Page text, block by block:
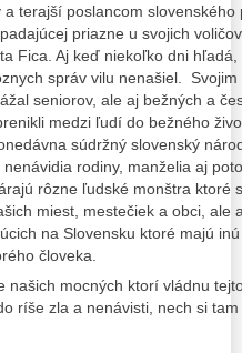
terajší poslancom slovenského
priazne u svojich
Fica. Aj keď niekoľko dni
správ vilu nenašiel.
seniorov, ale aj bežných a
medzi ľudí do bežného
súdržný slovenský
rodiny, manželia aj
rôzne ľudské monštra ktoré
miest, mestečiek a obci, ale
na Slovensku ktoré majú
človeka.
našich mocných ktorí vládnu
ríše zla a nenávisti, nech si